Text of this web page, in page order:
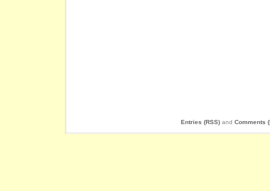
Entries (RSS) and Comments